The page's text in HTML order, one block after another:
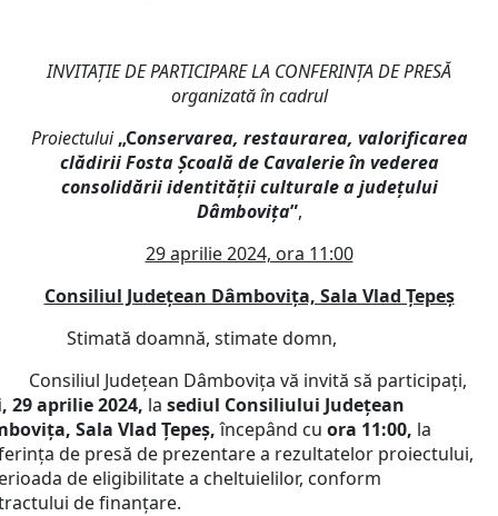
INVITAŢIE DE PARTICIPARE LA CONFERINȚA DE PRESĂ
organizată în cadrul
Proiectului„Conservarea, restaurarea, valorificarea
clădirii Fosta Școală de Cavalerie în vederea
consolidării identității culturale a județului
Dâmbovița”,
29 aprilie 2024, ora 11:00
Consiliul Județean Dâmbovița, Sala Vlad Țepeș
Stimată doamnă, stimate domn,
Județean Dâmbovița vă invită să participați,
29 aprilie 2024, la sediul Consiliului Județean
Sala Vlad Țepeș,începând cu ora 11:00, la
de presă de prezentare a rezultatelor proiectului,
de eligibilitate a cheltuielilor, conform
de finanțare.